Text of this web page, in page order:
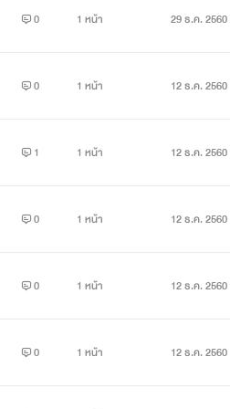
0 1 หน้า 29 ธ.ค.
0 1 หน้า 12 ธ.ค.
1 1 หน้า 12 ธ.ค.
0 1 หน้า 12 ธ.ค.
0 1 หน้า 12 ธ.ค.
0 1 หน้า 12 ธ.ค.